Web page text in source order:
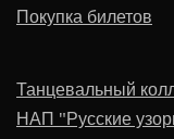
Покупка билетов
Танцевальный
НАП "Русские